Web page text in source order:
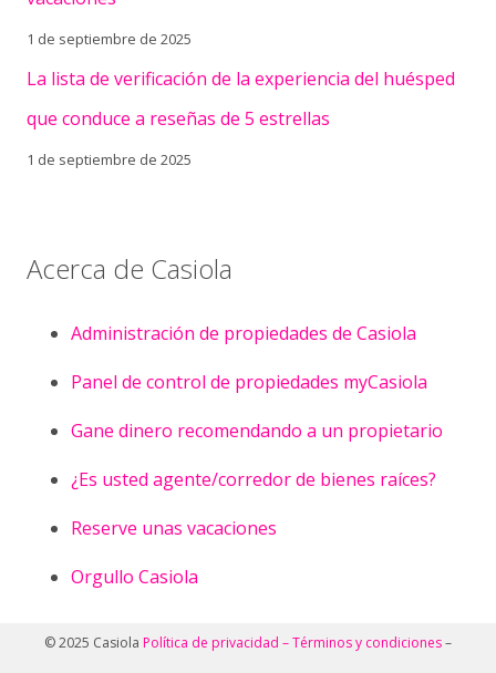
1 de septiembre de 2025
La lista de verificación de la experiencia del huésped
que conduce a reseñas de 5 estrellas
1 de septiembre de 2025
Acerca de Casiola
Administración de propiedades de Casiola
Panel de control de propiedades myCasiola
Gane dinero recomendando a un propietario
¿Es usted agente/corredor de bienes raíces?
Reserve unas vacaciones
Orgullo Casiola
© 2025 Casiola Política de privacidad –Términos y condiciones–